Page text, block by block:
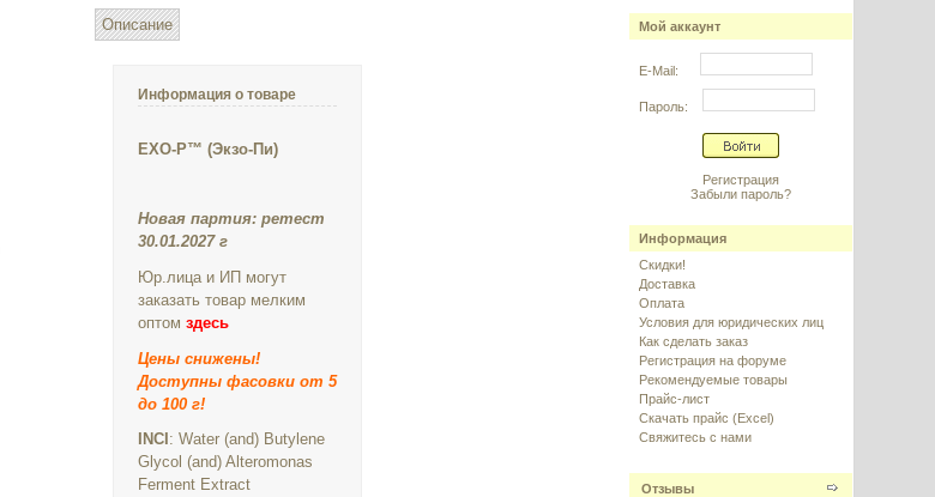
Описание
Информация о товаре
EXO-P™ (Экзо-Пи)
Новая партия: ретест
30.01.2027 г
Юр.лица и ИП могут
заказать товар мелким
оптом здесь
Цены снижены!
Доступны фасовки от 5
до 100 г!
INCI : Water (and) Butylene
Glycol (and) Alteromonas
Ferment Extract
Мой аккаунт
E-Mail:
Пароль:
Регистрация
Забыли пароль?
Информация
Скидки!
Доставка
Оплата
Условия для юридических лиц
Как сделать заказ
Регистрация на форуме
Рекомендуемые товары
Прайс-лист
Скачать прайс (Excel)
Свяжитесь с нами
Отзывы